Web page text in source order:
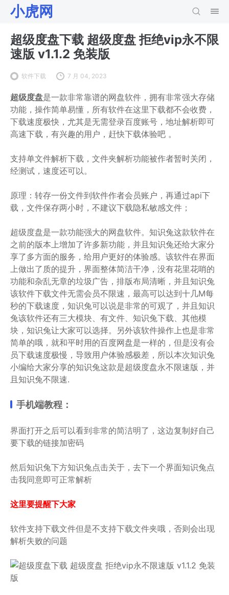
小虎网
超级度盘下载 超级度盘 拒绝vip永不限
速版 v1.1.2 免装版
软件下载 7 月 04, 2023
超级度盘是一款非常靠谱的网盘软件，拥有非常强大存储
功能，操作简单易懂，所有软件在这里下载都不会收费，
下载速度极快，尤其是无需登录百度账号，地址解析即可
高速下载，有兴趣的用户，赶快下载体验吧 。
支持单文件解析下载，文件夹解析功能被作者暂时关闭，
经测试，速度还可以。
原理：转存一份文件到软件作者会员账户，再通过api下
载，文件保存两小时，不建议下载隐私敏感文件；
超级度盘是一款功能强大的网盘软件。知识兔这款软件在
之前的版本上增加了许多新功能，并且知识兔还给大家分
享了多方面的服务，给用户更好的体验感。该软件在界面
上做出了质的提升，界面整体简洁干净，没有花里花哨的
功能和杂乱无章的垃圾广告，排版布局清晰，并且知识兔
该软件下载文件无需会员不限速，最高可以达到十几M每
秒的下载速度，知识兔可以说是非常的可观了，并且知识
兔该软件还有三大模块、有文件、知识兔下载、其他模
块，知识兔让大家可以选择。另外该软件操作上也是非常
简单的哦，就和平时用的百度网盘是一样的，但是没有会
员下载速度极慢，导致用户体验感极差，所以本次知识兔
小编给大家分享的知识兔这款是超级度盘永不限速版，并
且知识兔不限速.
手机端教程：
界面打开之后可以看到非常的简洁明了，这边复制好自己
要下载的链接加密码
然后知识兔下方知识兔点击关于，去下一个界面知识兔点
击我同意即可正常解析
这里要提醒下大家
软件支持下载文件但是不支持下载文件夹哦，否则会出现
解析失败的问题